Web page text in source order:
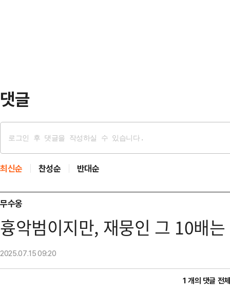
댓글
최신순 찬성순 반대순
무수옹
흉악범이지만, 재뭉인 그 10배
2025.07.1509:20
1 개의 댓글 전